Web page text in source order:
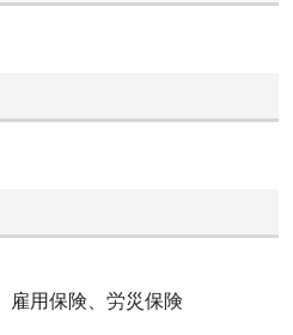
雇用保険、労災保険